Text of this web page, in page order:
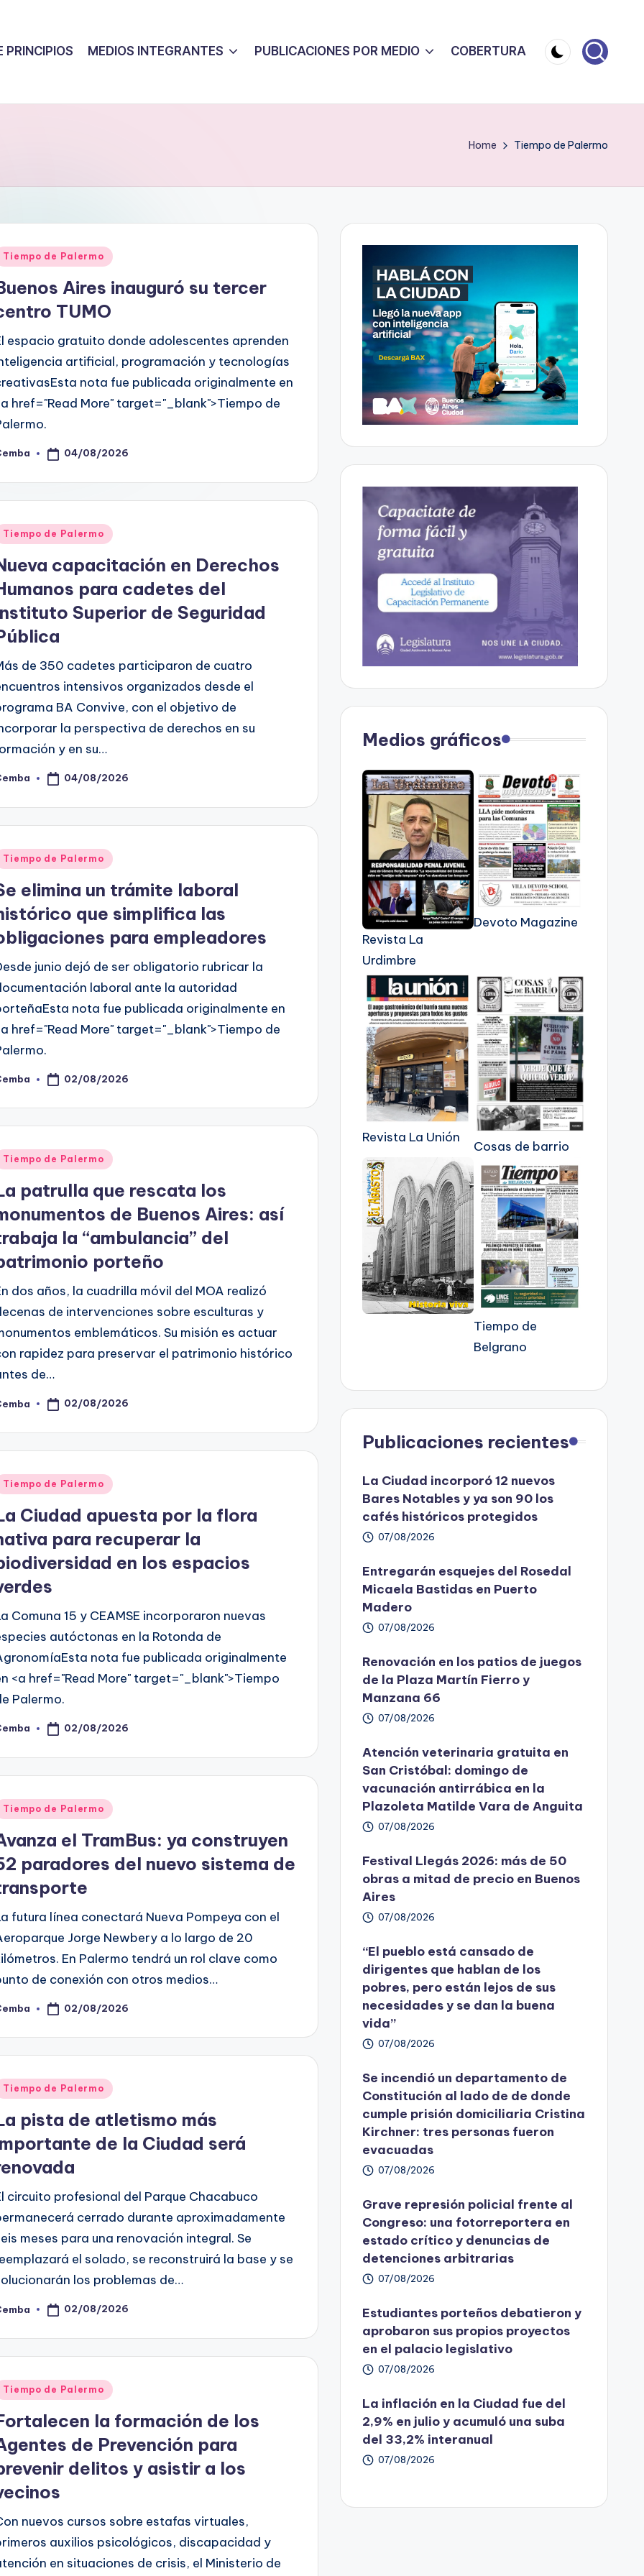
PRINCIPIOS MEDIOS INTEGRANTES PUBLICACIONES POR MEDIO COBERTURA
Home Tiempo de Palermo
Tiempo de Palermo
Aires inauguró su tercer
TUMO
espacio gratuito donde adolescentes aprenden
artificial, programación y tecnologías
nota fue publicada originalmente en
href="Read More" target="_blank">Tiempo de
04/08/2026
Tiempo de Palermo
capacitación en Derechos
para cadetes del
Superior de Seguridad
de 350 cadetes participaron de cuatro
intensivos organizados desde el
BA Convive, con el objetivo de
la perspectiva de derechos en su
y en su…
04/08/2026
Tiempo de Palermo
elimina un trámite laboral
que simplifica las
para empleadores
junio dejó de ser obligatorio rubricar la
laboral ante la autoridad
nota fue publicada originalmente en
href="Read More" target="_blank">Tiempo de
02/08/2026
Tiempo de Palermo
patrulla que rescata los
de Buenos Aires: así
la “ambulancia” del
porteño
dos años, la cuadrilla móvil del MOA realizó
de intervenciones sobre esculturas y
emblemáticos. Su misión es actuar
rapidez para preservar el patrimonio histórico
de…
02/08/2026
Tiempo de Palermo
Ciudad apuesta por la flora
para recuperar la
en los espacios
Comuna 15 y CEAMSE incorporaron nuevas
autóctonas en la Rotonda de
nota fue publicada originalmente
<a href="Read More" target="_blank">Tiempo
Palermo.
02/08/2026
Tiempo de Palermo
el TramBus: ya construyen
paradores del nuevo sistema de
futura línea conectará Nueva Pompeya con el
Jorge Newbery a lo largo de 20
En Palermo tendrá un rol clave como
de conexión con otros medios…
02/08/2026
Tiempo de Palermo
pista de atletismo más
de la Ciudad será
circuito profesional del Parque Chacabuco
cerrado durante aproximadamente
meses para una renovación integral. Se
el solado, se reconstruirá la base y se
los problemas de…
02/08/2026
Tiempo de Palermo
la formación de los
de Prevención para
delitos y asistir a los
nuevos cursos sobre estafas virtuales,
auxilios psicológicos, discapacidad y
en situaciones de crisis, el Ministerio de
Medios gráficos
Revista La
Urdimbre
Devoto Magazine
Revista La Unión
Cosas de barrio
Tiempo de
Belgrano
Publicaciones recientes
La Ciudad incorporó 12 nuevos
Bares Notables y ya son 90 los
cafés históricos protegidos
07/08/2026
Entregarán esquejes del Rosedal
Micaela Bastidas en Puerto
Madero
07/08/2026
Renovación en los patios de juegos
de la Plaza Martín Fierro y
Manzana 66
07/08/2026
Atención veterinaria gratuita en
San Cristóbal: domingo de
vacunación antirrábica en la
Plazoleta Matilde Vara de Anguita
07/08/2026
Festival Llegás 2026: más de 50
obras a mitad de precio en Buenos
Aires
07/08/2026
“El pueblo está cansado de
dirigentes que hablan de los
pobres, pero están lejos de sus
necesidades y se dan la buena
vida”
07/08/2026
Se incendió un departamento de
Constitución al lado de de donde
cumple prisión domiciliaria Cristina
Kirchner: tres personas fueron
evacuadas
07/08/2026
Grave represión policial frente al
Congreso: una fotorreportera en
estado crítico y denuncias de
detenciones arbitrarias
07/08/2026
Estudiantes porteños debatieron y
aprobaron sus propios proyectos
en el palacio legislativo
07/08/2026
La inflación en la Ciudad fue del
2,9% en julio y acumuló una suba
del 33,2% interanual
07/08/2026